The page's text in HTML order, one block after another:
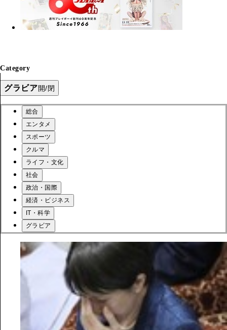
Category
グラビア開/閉
総合
エンタメ
スポーツ
クルマ
ライフ・文化
社会
政治・国際
経済・ビジネス
IT・科学
グラビア